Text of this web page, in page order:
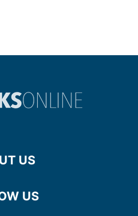
US
US